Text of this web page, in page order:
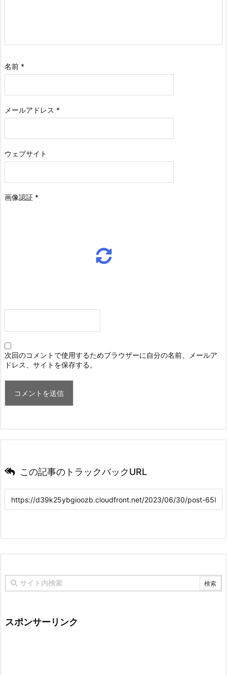
名前 *
メールアドレス *
ウェブサイト
画像認証 *
次回のコメントで使用するためブラウザーに自分の名前、メールア
ドレス、サイトを保存する。
この記事のトラックバックURL
スポンサーリンク